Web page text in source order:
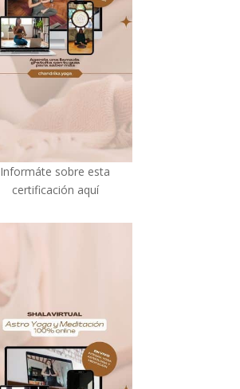
Informáte sobre esta
certificación aquí